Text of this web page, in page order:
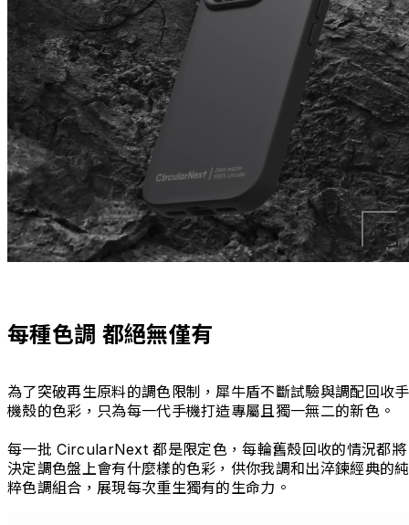
每種色調 都絕無僅有
為了突破再生原料的調色限制，犀牛盾不斷試驗與調配回收手
機殼的色彩，只為每一代手機打造專屬且獨一無二的新色。
每一批 CircularNext 都是限定色，每輪舊殼回收的情況都將
決定調色盤上會有什麼樣的色彩，供你我調和出淬鍊經典的純
粹色調組合，展現每次重生獨有的生命力。